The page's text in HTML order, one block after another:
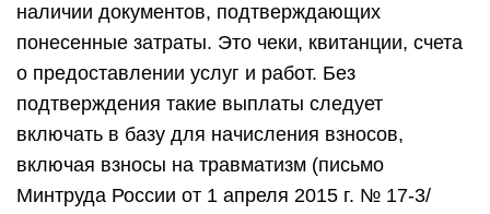
наличии документов, подтверждающих
понесенные затраты. Это чеки, квитанции, счета
о предоставлении услуг и работ. Без
подтверждения такие выплаты следует
включать в базу для начисления взносов,
включая взносы на травматизм (письмо
Минтруда России от 1 апреля 2015 г. № 17-3/